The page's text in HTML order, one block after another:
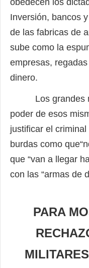
obedecen los
Inversión, bancos
de las fabricas de
sube como la
empresas,
dinero.
Los grandes
poder de esos
justificar el
burdas como
que “van a llegar
con las “armas de
PARA